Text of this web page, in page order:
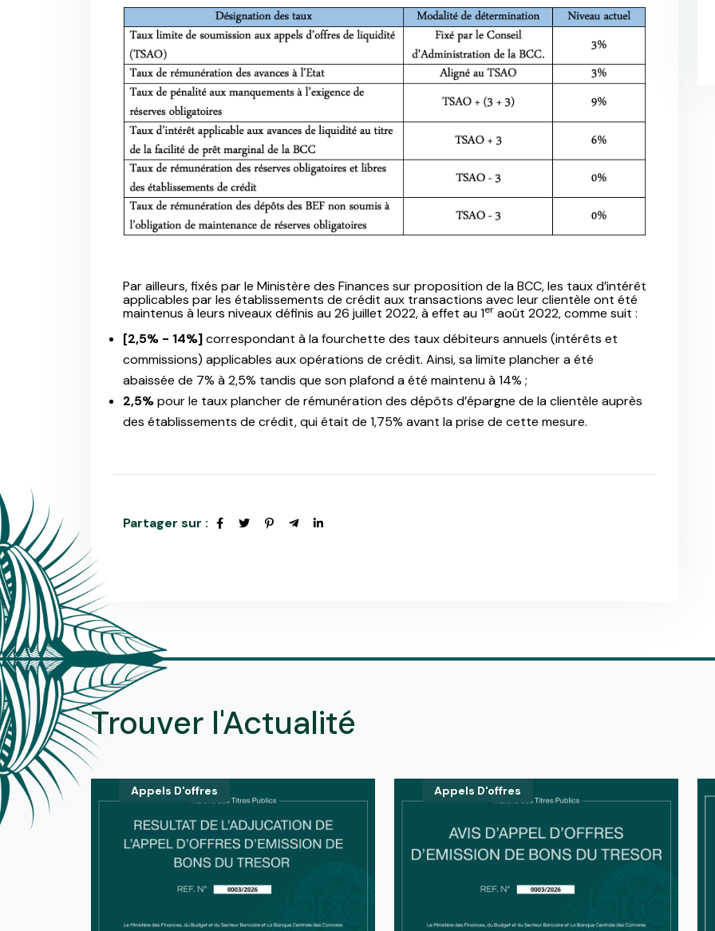
Par ailleurs, fixés par le Ministère des Finances sur proposition de la BCC, les taux d’intérêt
applicables par les établissements de crédit aux transactions avec leur clientèle ont été
maintenus à leurs niveaux définis au 26 juillet 2022, à effet au 1er août 2022, comme suit :
[2,5% - 14%]correspondant à la fourchette des taux débiteurs annuels (intérêts et
commissions) applicables aux opérations de crédit. Ainsi, sa limite plancher a été
abaissée de 7% à 2,5% tandis que son plafond a été maintenu à 14% ;
2,5%pour le taux plancher de rémunération des dépôts d’épargne de la clientèle auprès
des établissements de crédit, qui était de 1,75% avant la prise de cette mesure.
Partager sur :
Trouver l'Actualité
Appels D'offres Appels D'offres